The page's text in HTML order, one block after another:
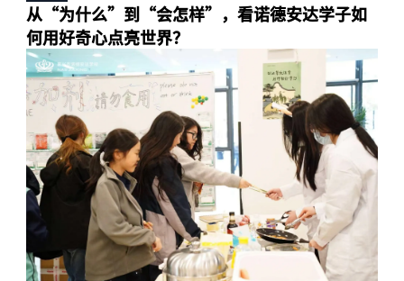
从“为什么”到“会怎样”，看诺德安达学子如
何用好奇心点亮世界？